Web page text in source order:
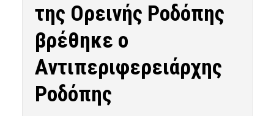
της Ορεινής Ροδόπης
βρέθηκε ο
Αντιπεριφερειάρχης
Ροδόπης